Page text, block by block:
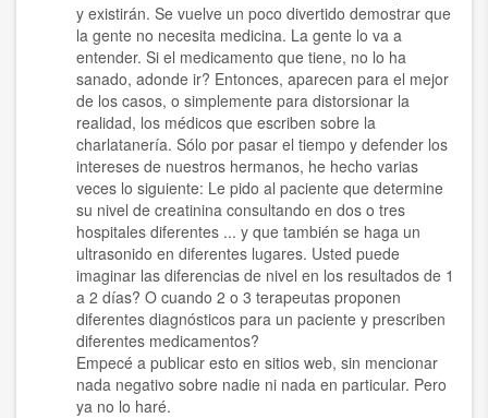
y existirán. Se vuelve un poco divertido demostrar que
la gente no necesita medicina. La gente lo va a
entender. Si el medicamento que tiene, no lo ha
sanado, adonde ir? Entonces, aparecen para el mejor
de los casos, o simplemente para distorsionar la
realidad, los médicos que escriben sobre la
charlatanería. Sólo por pasar el tiempo y defender los
intereses de nuestros hermanos, he hecho varias
veces lo siguiente: Le pido al paciente que determine
su nivel de creatinina consultando en dos o tres
hospitales diferentes ... y que también se haga un
ultrasonido en diferentes lugares. Usted puede
imaginar las diferencias de nivel en los resultados de 1
a 2 días? O cuando 2 o 3 terapeutas proponen
diferentes diagnósticos para un paciente y prescriben
diferentes medicamentos?
Empecé a publicar esto en sitios web, sin mencionar
nada negativo sobre nadie ni nada en particular. Pero
ya no lo haré.